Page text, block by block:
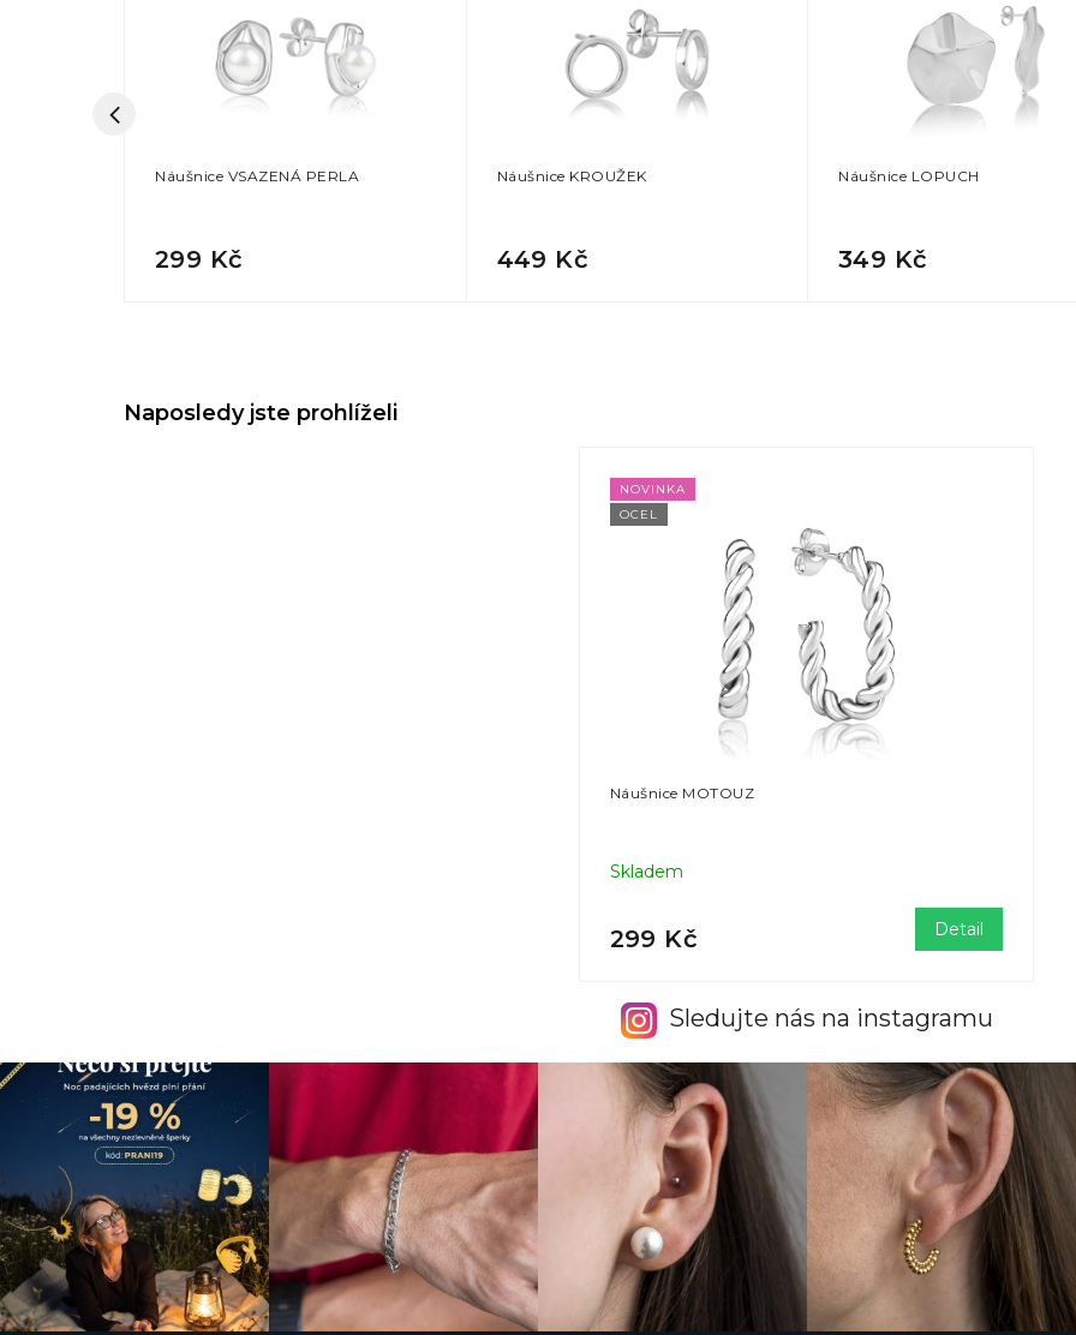
Náušnice VSAZENÁ PERLA
299 Kč
Náušnice KROUŽEK
449 Kč
Náušnice LOPUCH
349 Kč
Naposledy jste prohlíželi
NOVINKA
OCEL
Náušnice MOTOUZ
Skladem
299 Kč Detail
Sledujte nás na instagramu